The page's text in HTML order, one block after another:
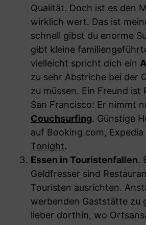
Qualität. Doch ist es den
wirklich wert. Das ist
schnell gibst du enorme
gibt kleine
vielleicht spricht dich ein
zu sehr Abstriche bei der
zu müssen. Ein Freund ist
San Francisco: Er nimmt
Couchsurfing. Günstige
auf Booking.com, Expedia
Tonight.
Essen in Touristenfallen.
Geldfresser sind
Touristen ausrichten.
werbenden Gaststätte zu
lieber dorthin, wo